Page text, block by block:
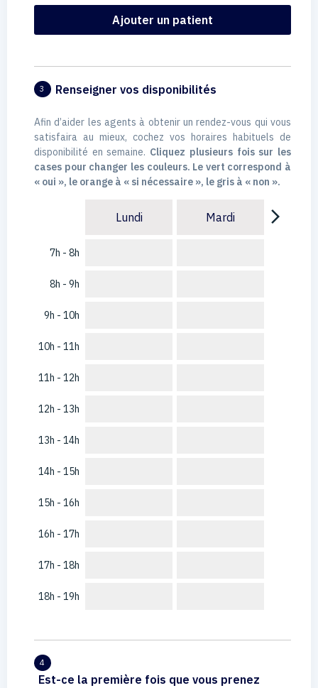
Ajouter un patient
3 Renseigner vos disponibilités
Afin d’aider les agents à obtenir un rendez-vous qui vous
satisfaira au mieux, cochez vos horaires habituels de
disponibilité en semaine. Cliquez plusieurs fois sur les
cases pour changer les couleurs. Le vert correspond à
« oui », le orange à « si nécessaire », le gris à « non ».
7h - 8h
8h - 9h
9h - 10h
10h - 11h
11h - 12h
12h - 13h
13h - 14h
14h - 15h
15h - 16h
16h - 17h
17h - 18h
18h - 19h
Lundi Mardi arrow_forward_ios
4
Est-ce la première fois que vous prenez